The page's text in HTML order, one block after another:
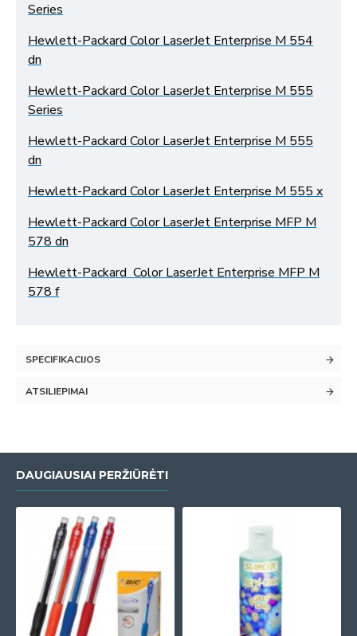
Series
Hewlett-Packard Color LaserJet Enterprise M 554
dn
Hewlett-Packard Color LaserJet Enterprise M 555
Series
Hewlett-Packard Color LaserJet Enterprise M 555
dn
Hewlett-Packard Color LaserJet Enterprise M 555 x
Hewlett-Packard Color LaserJet Enterprise MFP M
578 dn
Hewlett-Packard Color LaserJet Enterprise MFP M
578 f
SPECIFIKACIJOS
ATSILIEPIMAI
DAUGIAUSIAI PERŽIŪRĖTI